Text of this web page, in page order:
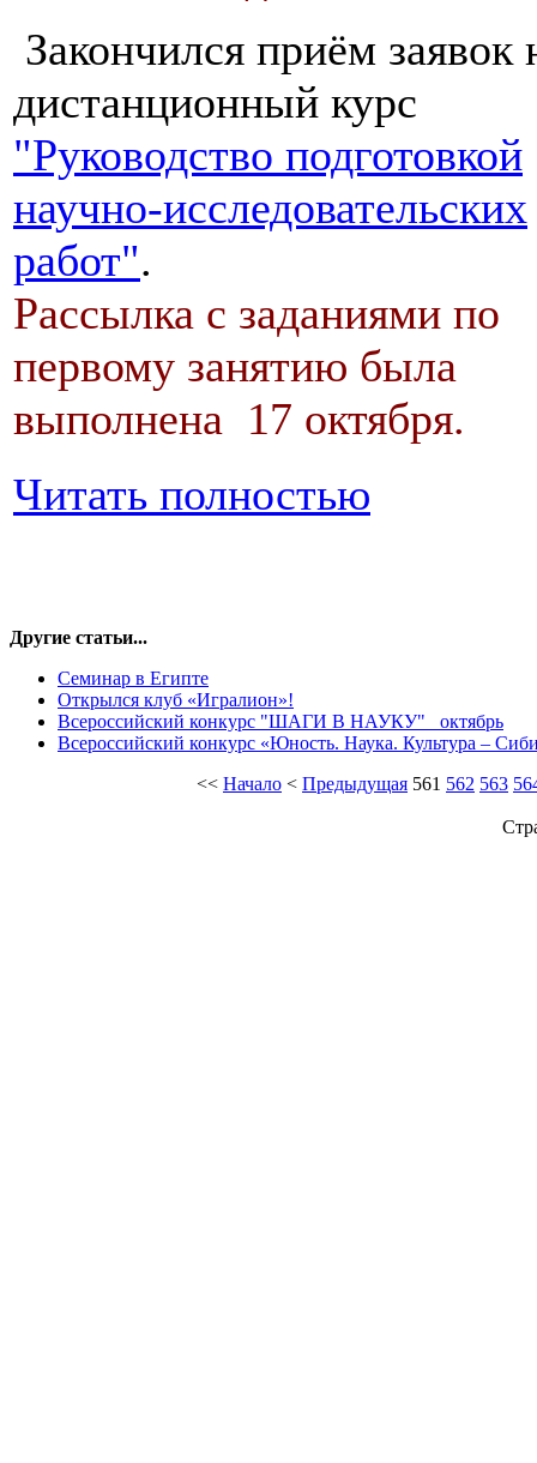
Закончился приём заявок
дистанционный курс
"Руководство подготовкой
научно-исследовательских
работ".
Рассылка с заданиями по
первому занятию была
выполнена 17 октября.
Читать полностью
Другие статьи...
Семинар в Египте
Открылся клуб «Игралион»!
Всероссийский конкурс "ШАГИ В НАУКУ" _октябрь
Всероссийский конкурс «Юность. Наука. Культура –
<< Начало < Предыдущая 561 562 563